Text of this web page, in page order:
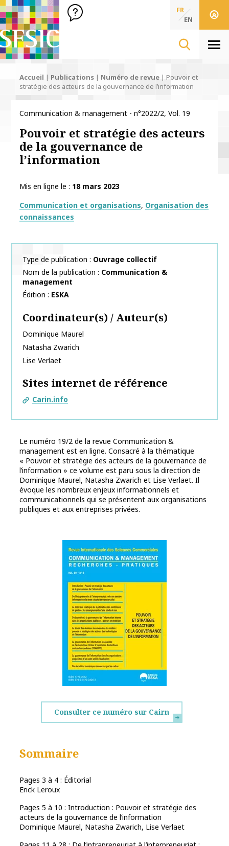
SFSIC Société Française des Sciences de l'Information & de
Société Française des Sciences
de l'Information
FR
EN
Accueil | Publications | Numéro de revue | Pouvoir et
stratégie des acteurs de la gouvernance de l’information
Communication & management - n°2022/2, Vol. 19
Pouvoir et stratégie des acteurs
de la gouvernance de
l’information
Mis en ligne le
18 mars 2023
Thématiques
Communication et organisations Organisation des
connaissances
Type de publication
Ouvrage collectif
Nom de la publication
Communication &
management
Édition
ESKA
Coordinateur(s) / Auteur(s)
Dominique Maurel
Natasha Zwarich
Lise Verlaet
Sites internet de référence
Carin.info
Le numéro 19/2 de la revue Communication &
management est en ligne. Consacré à la thématique
« Pouvoir et stratégie des acteurs de la gouvernance de
l’information » ce volume est paru sous la direction de
Dominique Maurel, Natasha Zwarich et Lise Verlaet. Il
évoque les nombreux enjeux informationnels et
communicationnels qui se présentent aux organisations
publiques et aux entreprises privées.
Consulter ce numéro sur Cairn
Sommaire
Pages 3 à 4 : Éditorial
Erick Leroux
Pages 5 à 10 : Introduction : Pouvoir et stratégie des
acteurs de la gouvernance de l’information
Dominique Maurel, Natasha Zwarich, Lise Verlaet